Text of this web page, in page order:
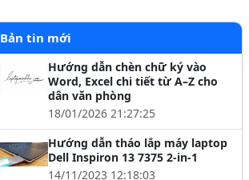
Bản tin mới
Hướng dẫn chèn chữ ký vào
Word, Excel chi tiết từ A–Z cho
dân văn phòng
18/01/2026 21:27:25
Hướng dẫn tháo lắp máy laptop
Dell Inspiron 13 7375 2-in-1
14/11/2023 12:18:03